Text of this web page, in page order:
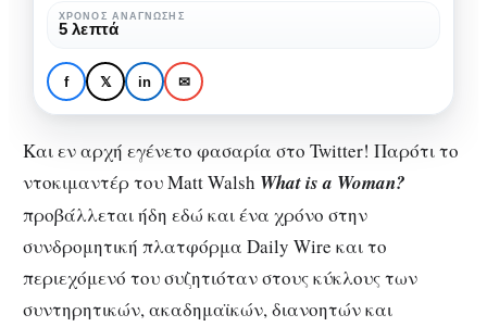
ΤΗΛΕΤΑΙΝΊΕΣ
What is A Woman?: το
πολύκροτο ντοκιμαντέρ
του Matt Walsh
πολύκροτο
ντοκιμαντέρ
του
Walsh
ΧΡΌΝΟΣ ΑΝΆΓΝΩΣΗΣ
5 λεπτά
f 𝕏 in ✉
Και εν αρχή εγένετο φασαρία στο Twitter! Παρότι το
ντοκιμαντέρ του Matt Walsh What is a Woman?
προβάλλεται ήδη εδώ και ένα χρόνο στην
συνδρομητική πλατφόρμα Daily Wire και το
περιεχόμενό του συζητιόταν στους κύκλους των
συντηρητικών, ακαδημαϊκών, διανοητών και